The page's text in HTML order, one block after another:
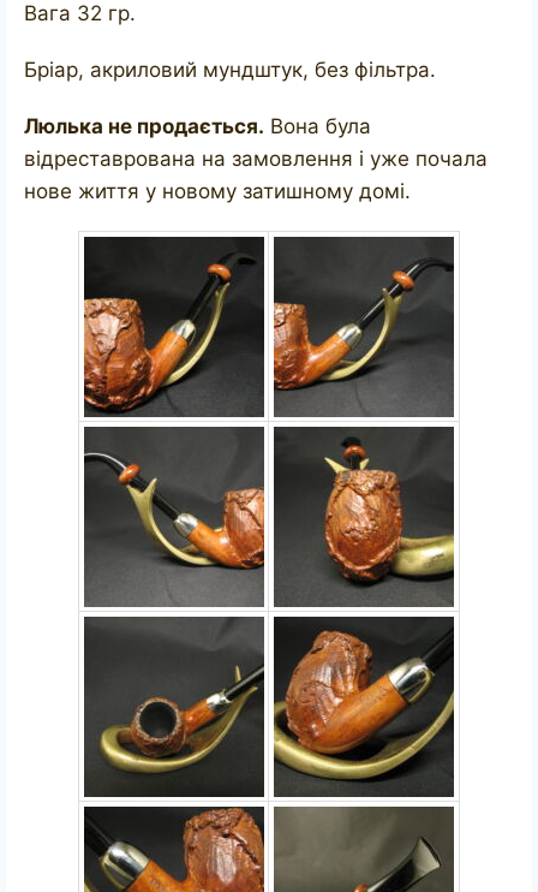
Вага 32 гр.
Бріар, акриловий мундштук, без фільтра.
Люлька не продається. Вона була
відреставрована на замовлення і уже почала
нове життя у новому затишному домі.